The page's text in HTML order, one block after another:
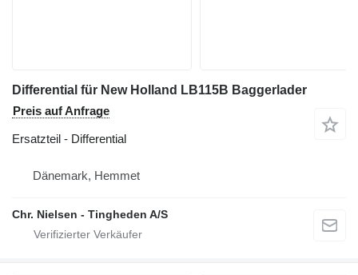
Differential für New Holland LB115B Baggerlader
Preis auf Anfrage
Ersatzteil - Differential
Dänemark, Hemmet
Chr. Nielsen - Tingheden A/S